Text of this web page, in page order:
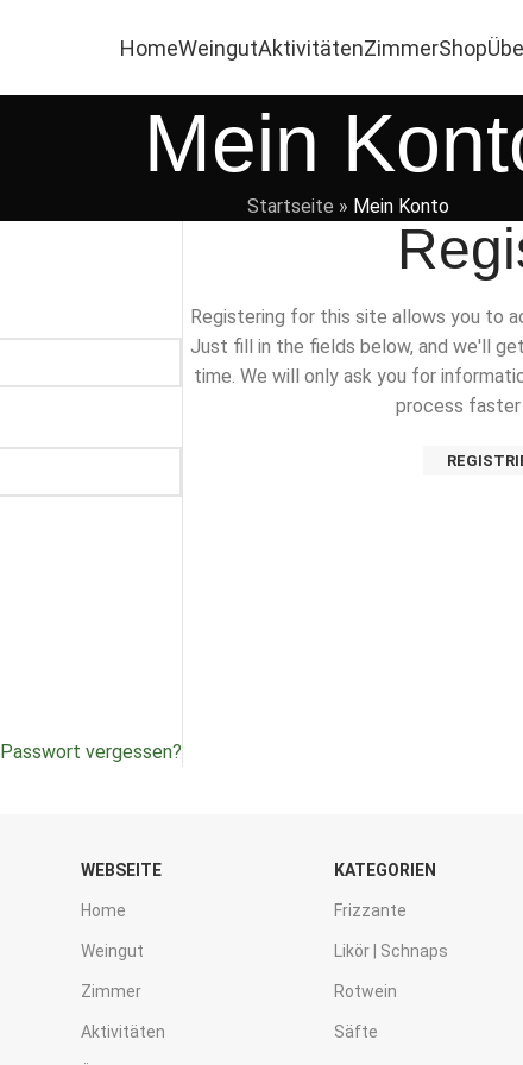
HomeWeingutAktivitätenZimmerShop
Mein
Startseite » Mein Konto
Passwort vergessen?
Registering for this site allows you to
Just fill in the fields below, and we'll
time. We will only ask you for
process faster
WEBSEITE
Home
Weingut
Zimmer
Aktivitäten
KATEGORIEN
Frizzante
Likör | Schnaps
Rotwein
Säfte